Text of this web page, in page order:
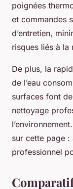
poignées
et commandes
d’entretien,
risques liés à la
De plus, la
de l’eau
surfaces font
nettoyage
sur cette page :
professionnel